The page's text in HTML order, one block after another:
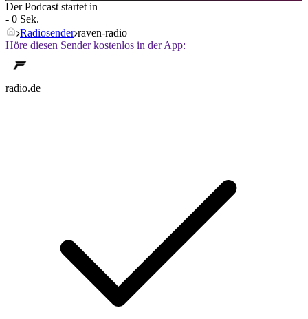
Der Podcast startet in
- 0 Sek.
Radiosender raven-radio
Höre diesen Sender kostenlos in der App:
radio.de